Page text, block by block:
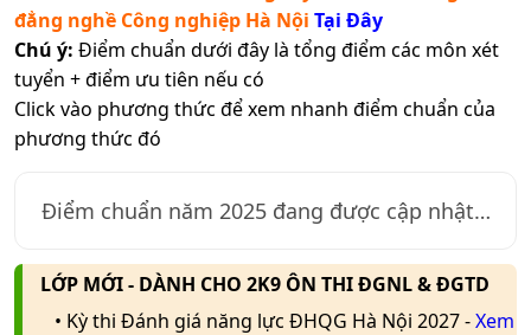
đẳng nghề Công nghiệp Hà Nội Tại Đây
Chú ý: Điểm chuẩn dưới đây là tổng điểm các môn xét
tuyển + điểm ưu tiên nếu có
Click vào phương thức để xem nhanh điểm chuẩn của
phương thức đó
Điểm chuẩn năm 2025đang được cập nhật…
LỚP MỚI - DÀNH CHO 2K9 ÔN THI ĐGNL & ĐGTD
• Kỳ thi Đánh giá năng lực ĐHQG Hà Nội 2027 -Xem